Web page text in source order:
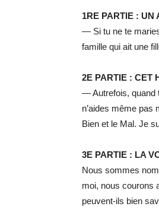
1RE PARTIE : UN
— Si tu ne te maries
famille qui ait une
2E PARTIE : CET
— Autrefois, quand
n’aides même pas
Bien et le Mal. Je
3E PARTIE : LA
Nous sommes
moi, nous courons
peuvent-ils bien